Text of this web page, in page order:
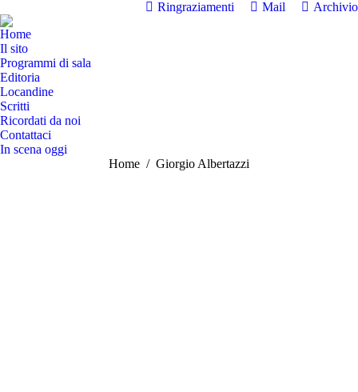
Ringraziamenti Mail
Archivio
Home
Il sito
Programmi di sala
Editoria
Locandine
Scritti
Ricordati da noi
Contattaci
In scena oggi
Tu sei qui:
Home Giorgio Albertazzi